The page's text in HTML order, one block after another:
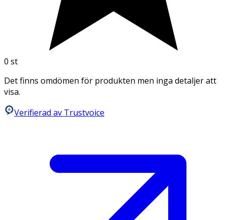
0 st
Det finns omdömen för produkten men inga detaljer att
visa.
Verifierad av Trustvoice